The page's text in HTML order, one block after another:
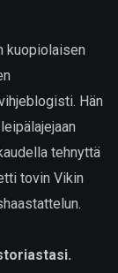
kuopiolaisen
Hän
tehnyttä
tovin Vikin